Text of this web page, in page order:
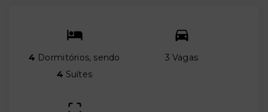
4 Dormitórios, sendo
4 Suítes
3 Vagas